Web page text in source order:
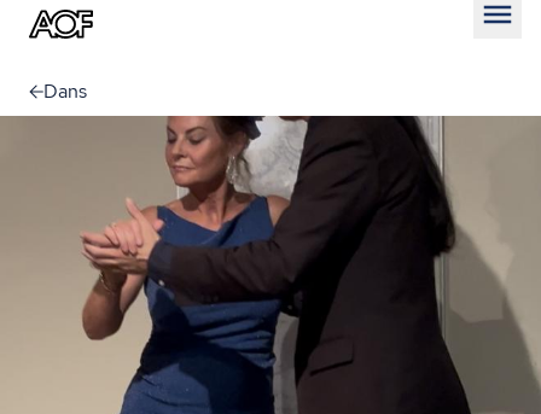
Dans